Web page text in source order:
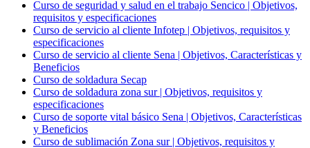
Curso de seguridad y salud en el trabajo Sencico | Objetivos,
requisitos y especificaciones
Curso de servicio al cliente Infotep | Objetivos, requisitos y
especificaciones
Curso de servicio al cliente Sena | Objetivos, Características y
Beneficios
Curso de soldadura Secap
Curso de soldadura zona sur | Objetivos, requisitos y
especificaciones
Curso de soporte vital básico Sena | Objetivos, Características
y Beneficios
Curso de sublimación Zona sur | Objetivos, requisitos y